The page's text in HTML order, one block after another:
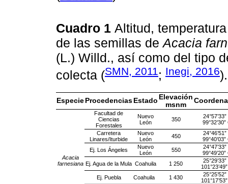
Cuadro 1 Altitud,
de las semillas deAcacia
(L.) Willd., así como del tipo
colecta (SMN, 2011; Inegi, 2016
Especie Procedencias Estado Elevación
msnm
Acacia
farnesiana
Facultad de
Ciencias
Forestales
Nuevo
León
350
24°57’33”
99°32’30”
Carretera
Linares/Iturbide
Nuevo
León
450
24°46’51”
99°40’03”
Ej. Los Ángeles
Nuevo
León
550
24°47’33”
99°49’20”
Ej. Agua de la Mula Coahuila 1 250
25°29’33”
Ej. Puebla
Coahuila 1 430
25°25’52”